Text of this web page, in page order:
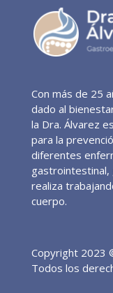
Con más de 25
dado al
la Dra. Álvarez
para la
diferentes
gastrointestinal,
realiza
cuerpo.
Copyright 2023
Todos los